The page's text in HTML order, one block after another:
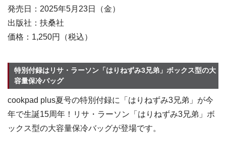
発売日：2025年5月23日（金）
出版社：扶桑社
価格：1,250円（税込）
特別付録はリサ・ラーソン「はりねずみ3兄弟」ボックス型の大
容量保冷バッグ
cookpad plus夏号の特別付録に「はりねずみ3兄弟」が今
年で生誕15周年！リサ・ラーソン「はりねずみ3兄弟」ボ
ックス型の大容量保冷バッグが登場です。